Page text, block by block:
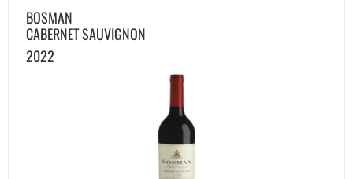
BOSMAN
CABERNET SAUVIGNON
2022